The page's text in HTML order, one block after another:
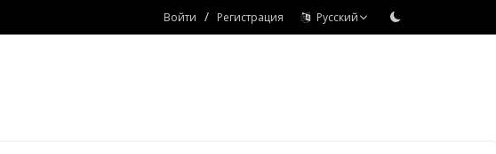
Войти / Регистрация Русский